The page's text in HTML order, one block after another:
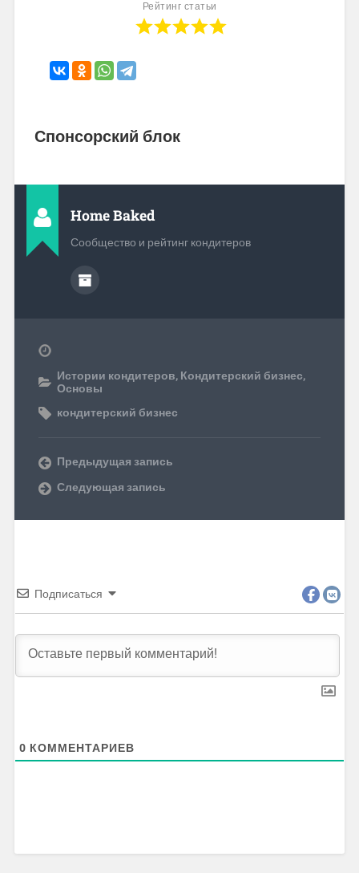
Рейтинг статьи
Спонсорский блок
Home Baked
Сообщество и рейтинг кондитеров
Истории кондитеров, Кондитерский бизнес,
Основы
кондитерский бизнес
Предыдущая запись
Следующая запись
Подписаться
0 КОММЕНТАРИЕВ